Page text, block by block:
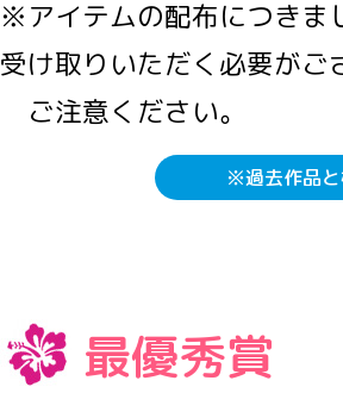
※アイテムの配布につきま
受け取りいただく必要がご
ご注意ください。
※過去作品と
最優秀賞